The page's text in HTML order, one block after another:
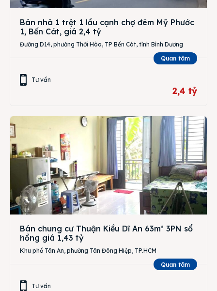
Bán nhà 1 trệt 1 lầu cạnh chợ đêm Mỹ Phước
1, Bến Cát, giá 2,4 tỷ
Đường D14, phường Thới Hòa, TP Bến Cát, tỉnh Bình Dương
Quan tâm
Tư vấn
2,4 tỷ
Bán chung cư Thuận Kiều Dĩ An 63m² 3PN sổ
hồng giá 1,43 tỷ
Khu phố Tân An, phường Tân Đông Hiệp, TP.HCM
Quan tâm
Tư vấn